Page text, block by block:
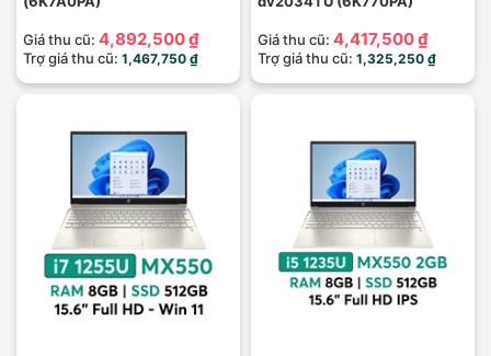
Giá thu cũ: 4,892,500 ₫
Trợ giá thu cũ: 1,467,750 ₫
Giá thu cũ: 4,417,500 ₫
Trợ giá thu cũ: 1,325,250 ₫